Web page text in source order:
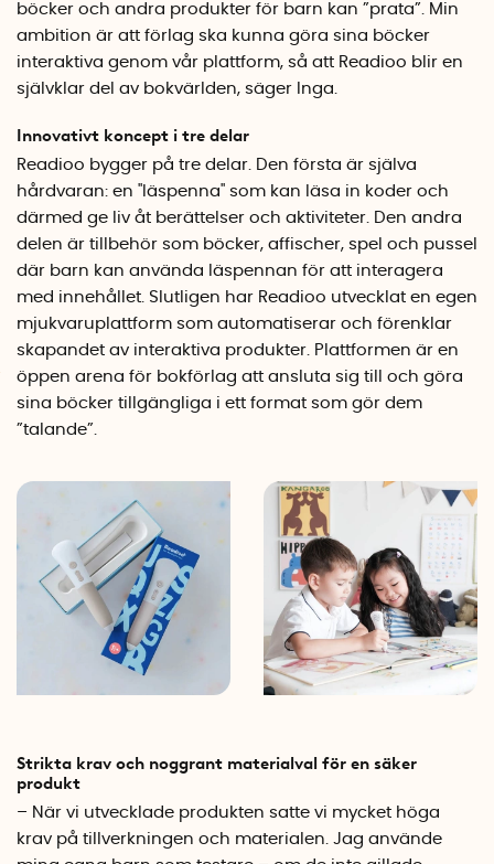
böcker och andra produkter för barn kan ”prata”. Min
ambition är att förlag ska kunna göra sina böcker
interaktiva genom vår plattform, så att Readioo blir en
självklar del av bokvärlden, säger Inga.
Innovativt koncept i tre delar
Readioo bygger på tre delar. Den första är själva
hårdvaran: en "läspenna" som kan läsa in koder och
därmed ge liv åt berättelser och aktiviteter. Den andra
delen är tillbehör som böcker, affischer, spel och pussel
där barn kan använda läspennan för att interagera
med innehållet. Slutligen har Readioo utvecklat en egen
mjukvaruplattform som automatiserar och förenklar
skapandet av interaktiva produkter. Plattformen är en
öppen arena för bokförlag att ansluta sig till och göra
sina böcker tillgängliga i ett format som gör dem
”talande”.
Strikta krav och noggrant materialval för en säker
produkt
– När vi utvecklade produkten satte vi mycket höga
krav på tillverkningen och materialen. Jag använde